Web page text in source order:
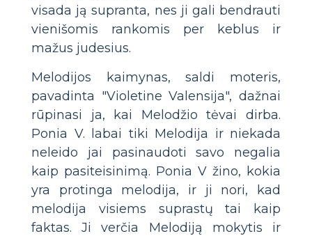
visada ją supranta, nes ji gali bendrauti
vienišomis rankomis per keblus ir
mažus judesius.
Melodijos kaimynas, saldi moteris,
pavadinta "Violetine Valensija", dažnai
rūpinasi ja, kai Melodžio tėvai dirba.
Ponia V. labai tiki Melodija ir niekada
neleido jai pasinaudoti savo negalia
kaip pasiteisinimą. Ponia V žino, kokia
yra protinga melodija, ir ji nori, kad
melodija visiems suprastų tai kaip
faktas. Ji verčia Melodiją mokytis ir